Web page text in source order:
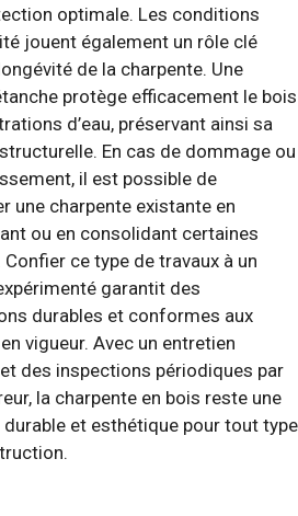
optimale. Les conditions
jouent également un rôle clé
de la charpente. Une
protège efficacement le bois
d’eau, préservant ainsi sa
En cas de dommage ou
il est possible de
une charpente existante en
ou en consolidant certaines
ce type de travaux à un
garantit des
durables et conformes aux
vigueur. Avec un entretien
des inspections périodiques par
la charpente en bois reste une
et esthétique pour tout type